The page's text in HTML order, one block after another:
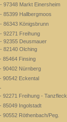
97348 Markt Einersheim
85399 Hallbergmoos
86343 Königsbrunn
92271 Freihung
92355 Deusmauer
82140 Olching
85464 Finsing
90402 Nürnberg
90542 Eckental
92271 Freihung - Tanzfleck
85049 Ingolstadt
90552 Röthenbach/Peg.